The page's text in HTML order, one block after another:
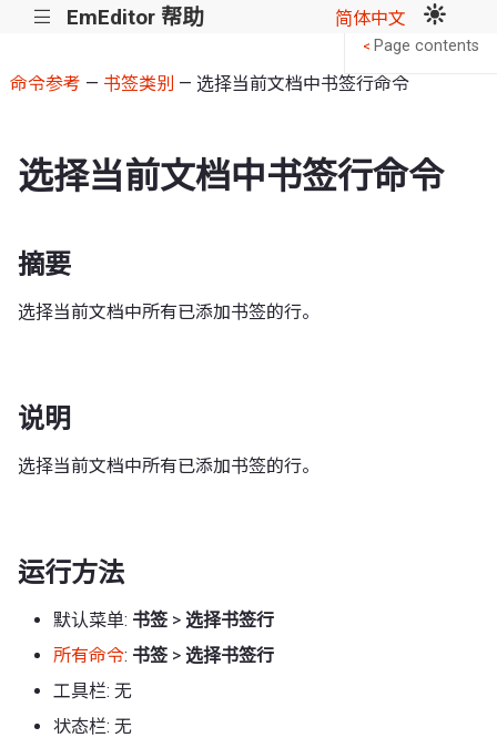
||| EmEditor 帮助 简体中文
命令参考 — 书签类别 — 选择当前文档中书签行命令
选择当前文档中书签行命令
摘要
选择当前文档中所有已添加书签的行。
说明
选择当前文档中所有已添加书签的行。
运行方法
默认菜单: 书签 > 选择书签行
所有命令: 书签 > 选择书签行
工具栏: 无
状态栏: 无
< Page contents